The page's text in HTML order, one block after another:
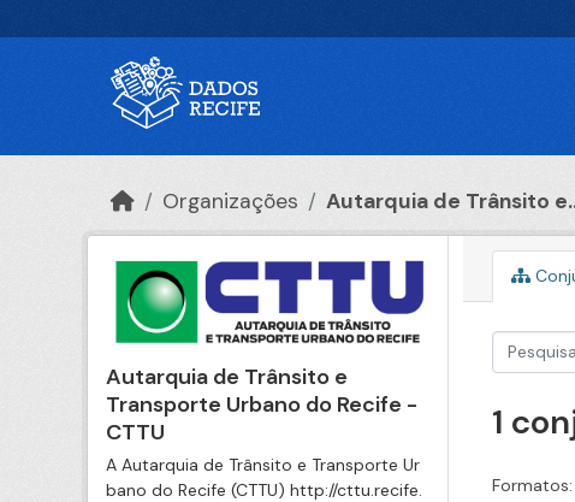
Organizações Autarquia de Trânsito
Autarquia de Trânsito e
Transporte Urbano do Recife -
CTTU
A Autarquia de Trânsito e Transporte Ur
bano do Recife (CTTU) http://cttu.recife.
1
Formatos: